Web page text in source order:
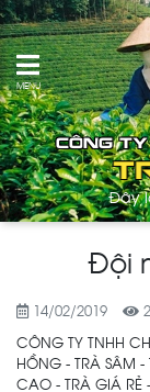
MENU
Đây là
Đội
14/02/2019
CÔNG TY TNHH
HỒNG - TRÀ SÂM -
CAO - TRÀ GIÁ RẺ